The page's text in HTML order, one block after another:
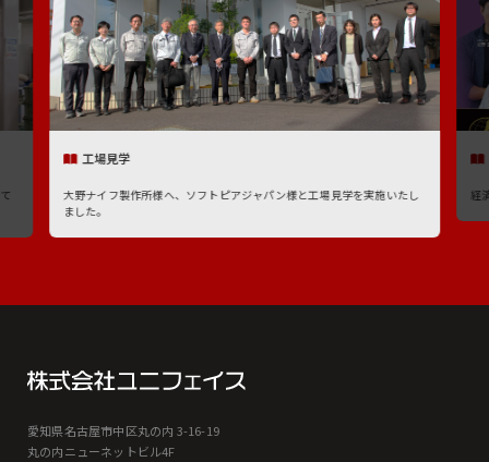
工場見学を実施いたし 経済界の「変革に挑む中部経済」の特集に参画いたしました。
愛知県名古屋市中区丸の内 3-16-19
丸の内ニューネットビル4F